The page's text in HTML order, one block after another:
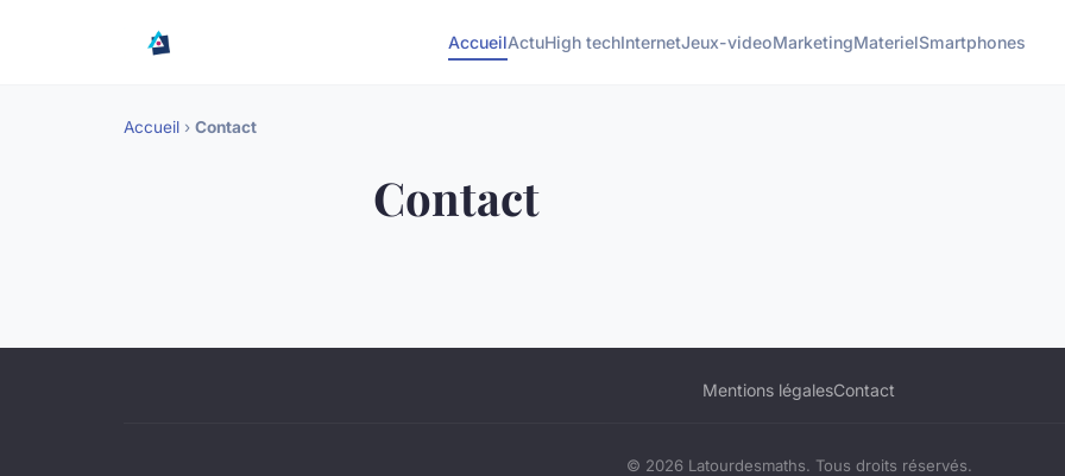
AccueilActuHigh techInternetJeux-videoMarketingMaterielSmartphones
Accueil › Contact
Contact
Mentions légalesContact
© 2026 Latourdesmaths. Tous droits réservés.